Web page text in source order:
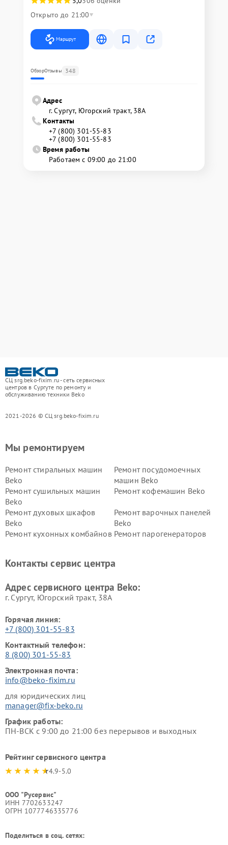
Открыто до 21:00
Маршрут
ОбзорОтзывы 348
Адрес
г. Сургут, Югорский тракт, 38А
Контакты
+7 (800) 301-55-83
+7 (800) 301-55-83
Время работы
Работаем с 09:00 до 21:00
СЦ srg.beko-fixim.ru - сеть сервисных
центров в Сургуте по ремонту и
обслуживанию техники Beko
2021-2026 © СЦ srg.beko-fixim.ru
Мы ремонтируем
Ремонт стиральных машин
Beko
Ремонт посудомоечных
машин Beko
Ремонт сушильных машин
Beko
Ремонт кофемашин Beko
Ремонт духовых шкафов
Beko
Ремонт варочных панелей
Beko
Ремонт кухонных комбайнов Ремонт парогенераторов
Ремонт холодильников Beko Ремонт морозильных камер
Контакты сервис центра
Адрес сервисного центра Beko:
г. Сургут, Югорский тракт, 38А
Горячая линия:
+7 (800) 301-55-83
Контактный телефон:
8 (800) 301-55-83
Электронная почта:
info@beko-fixim.ru
для юридических лиц
manager@fix-beko.ru
График работы:
ПН-ВСК с 9:00 до 21:00 без перерывов и выходных
Рейтинг сервисного центра
4.9-5.0
ООО "Русервис"
ИНН 7702633247
ОГРН 1077746335776
Поделиться в соц. сетях: